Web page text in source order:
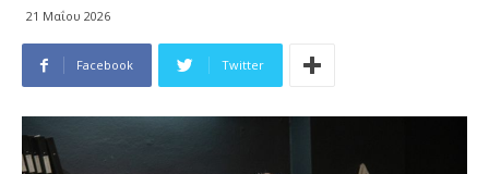
21 Μαΐου 2026
Facebook Twitter